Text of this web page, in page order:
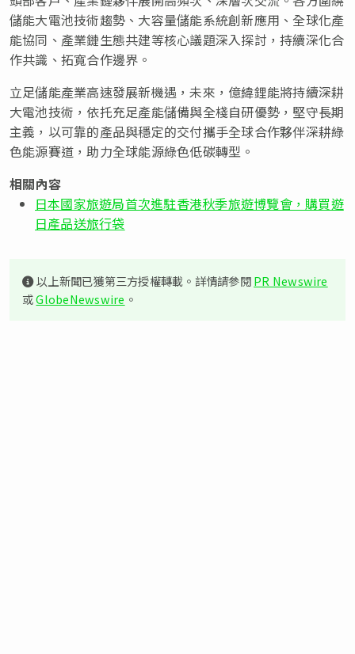
儲能大電池技術趨勢、大容量儲能系統創新應用、全球化產
能協同、產業鏈生態共建等核心議題深入探討，持續深化合
作共識、拓寬合作邊界。
立足儲能產業高速發展新機遇，未來，億緯鋰能將持續深耕
大電池技術，依托充足產能儲備與全棧自研優勢，堅守長期
主義，以可靠的產品與穩定的交付攜手全球合作夥伴深耕綠
色能源賽道，助力全球能源綠色低碳轉型。
相關內容
日本國家旅遊局首次進駐香港秋季旅遊博覽會，購買遊
日產品送旅行袋
以上新聞已獲第三方授權轉載。詳情請參閱PR Newswire
或GlobeNewswire 。